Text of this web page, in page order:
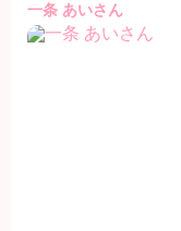
一条 あいさん